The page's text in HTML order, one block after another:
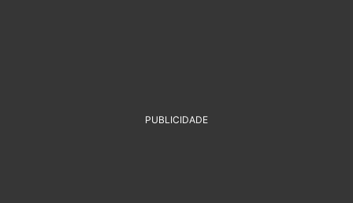
PUBLICIDADE